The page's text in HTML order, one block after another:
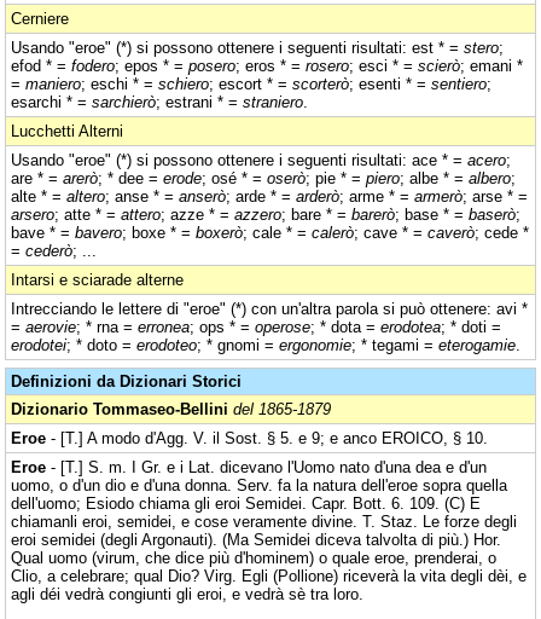
Cerniere
Usando "eroe" (*) si possono ottenere i seguenti risultati: est * = stero;
efod * = fodero; epos * = posero; eros * = rosero; esci * = scierò; emani *
= maniero; eschi * = schiero; escort * = scorterò; esenti * = sentiero;
esarchi * = sarchierò; estrani * = straniero
Lucchetti Alterni
Usando "eroe" (*) si possono ottenere i seguenti risultati: ace * = acero;
are * = arerò; * dee = erode; osé * = oserò; pie * = piero; albe * = albero;
alte * = altero; anse * = anserò; arde * = arderò; arme * = armerò; arse * =
arsero; atte * = attero; azze * = azzero; bare * = barerò; base * = baserò;
bave * = bavero; boxe * = boxerò; cale * = calerò; cave * = caverò; cede *
= cederò; ...
Intarsi e sciarade alterne
Intrecciando le lettere di "eroe" (*) con un'altra parola si può ottenere: avi *
= aerovie; * rna = erronea; ops * = operose; * dota = erodotea; * doti =
erodotei; * doto = erodoteo; * gnomi = ergonomie; * tegami = eterogamie
Definizioni da Dizionari Storici
Dizionario Tommaseo-Bellini del 1865-1879
Eroe - [T.] A modo d'Agg. V. il Sost. § 5. e 9; e anco EROICO, § 10.
Eroe - [T.] S. m. I Gr. e i Lat. dicevano l'Uomo nato d'una dea e d'un
uomo, o d'un dio e d'una donna. Serv. fa la natura dell'eroe sopra quella
dell'uomo; Esiodo chiama gli eroi Semidei. Capr. Bott. 6. 109. (C) E
chiamanli eroi, semidei, e cose veramente divine. T. Staz. Le forze degli
eroi semidei (degli Argonauti). (Ma Semidei diceva talvolta di più.) Hor.
Qual uomo (virum, che dice più d'hominem) o quale eroe, prenderai, o
Clio, a celebrare; qual Dio? Virg. Egli (Pollione) riceverà la vita degli dèi, e
agli déi vedrà congiunti gli eroi, e vedrà sè tra loro.